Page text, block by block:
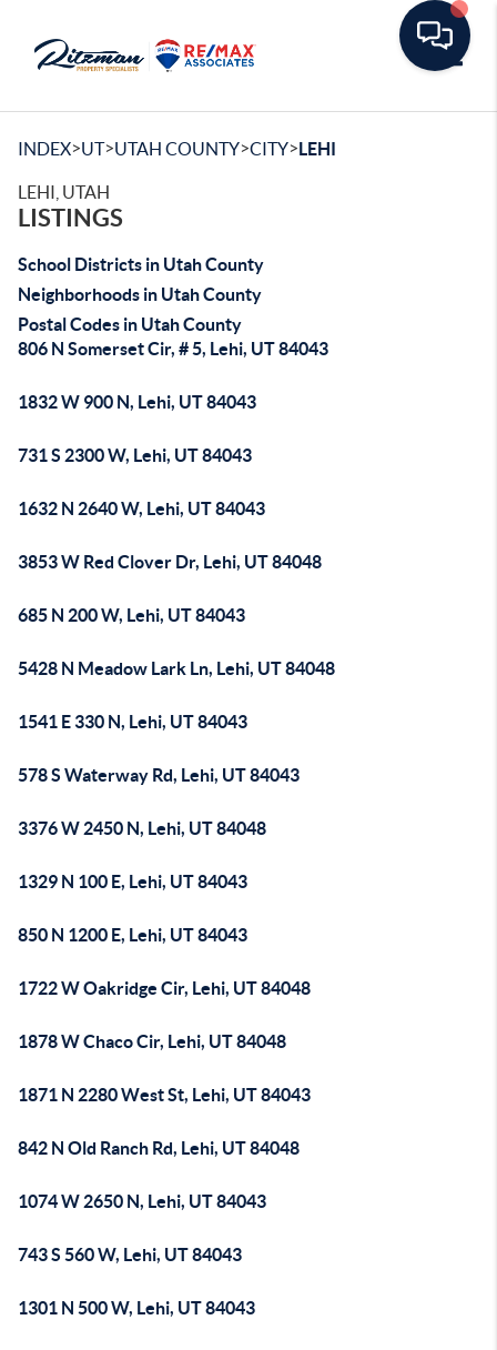
INDEX>UT>UTAH COUNTY>CITY>LEHI
LEHI, UTAH
LISTINGS
School Districts in Utah County
Neighborhoods in Utah County
Postal Codes in Utah County
806 N Somerset Cir, # 5, Lehi, UT 84043
1832 W 900 N, Lehi, UT 84043
731 S 2300 W, Lehi, UT 84043
1632 N 2640 W, Lehi, UT 84043
3853 W Red Clover Dr, Lehi, UT 84048
685 N 200 W, Lehi, UT 84043
5428 N Meadow Lark Ln, Lehi, UT 84048
1541 E 330 N, Lehi, UT 84043
578 S Waterway Rd, Lehi, UT 84043
3376 W 2450 N, Lehi, UT 84048
1329 N 100 E, Lehi, UT 84043
850 N 1200 E, Lehi, UT 84043
1722 W Oakridge Cir, Lehi, UT 84048
1878 W Chaco Cir, Lehi, UT 84048
1871 N 2280 West St, Lehi, UT 84043
842 N Old Ranch Rd, Lehi, UT 84048
1074 W 2650 N, Lehi, UT 84043
743 S 560 W, Lehi, UT 84043
1301 N 500 W, Lehi, UT 84043